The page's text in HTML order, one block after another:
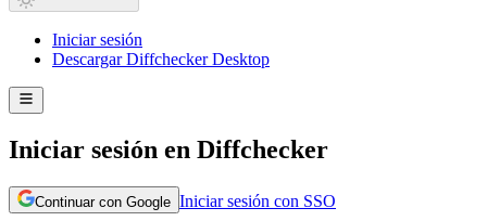
Iniciar sesión
Descargar Diffchecker Desktop
Iniciar sesión en Diffchecker
Continuar con Google Iniciar sesión con SSO